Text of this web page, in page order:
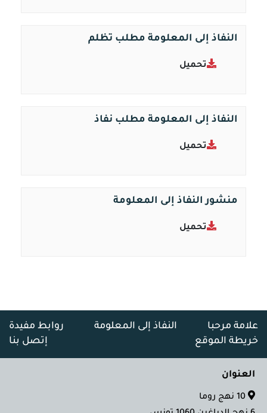
النفاذ إلى المعلومة مطلب تظلم
تحميل
النفاذ إلى المعلومة مطلب نفاذ
تحميل
منشور النفاذ إلى المعلومة
تحميل
علامة مرحبا النفاذ إلى المعلومة
روابط مفيدة
خريطة الموقع
إتصل بنا
العنوان